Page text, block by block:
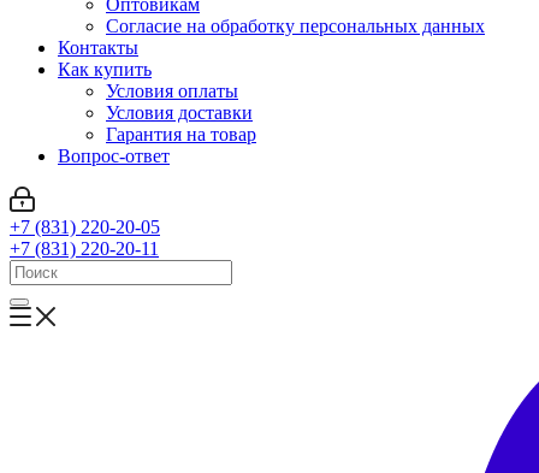
Оптовикам
Cогласие на обработку персональных данных
Контакты
Как купить
Условия оплаты
Условия доставки
Гарантия на товар
Вопрос-ответ
+7 (831) 220-20-05
+7 (831) 220-20-11